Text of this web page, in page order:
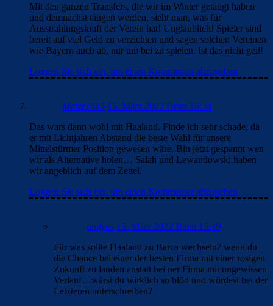
Mit den ganzen Transfers, die wir im Winter getätigt haben
und demnächst tätigen werden, sieht man, was für
Ausstrahlungskraft der Verein hat! Unglaublich! Spieler sind
bereit auf viel Geld zu verzichten und sagen solchen Vereinen
wie Bayern auch ab, nur um bei zu spielen. Ist das nicht geil!
Loggen Sie sich ein, um einen Kommentar abzugeben
Matze1515 15. März 2022 Beim 15:34
Das wars dann wohl mit Haaland. Finde ich sehr schade, da
er mit Lichtjahren Abstand die beste Wahl für unsere
Mittelstürmer Position gewesen wäre. Bin jetzt gespannt wen
wir als Alternative holen… Salah und Lewandowski haben
wir angeblich auf dem Zettel.
Loggen Sie sich ein, um einen Kommentar abzugeben
andyos 15. März 2022 Beim 15:49
Für was sollte Haaland zu Barca wechseln? wenn du
die Chance bei einer der besten Firma mit einer rosigen
Zukunft zu landen anstatt bei ner Firma mit ungewissen
Verlauf…wärst du wirklich so blöd und würdest bei der
Letzteren unterschreiben?